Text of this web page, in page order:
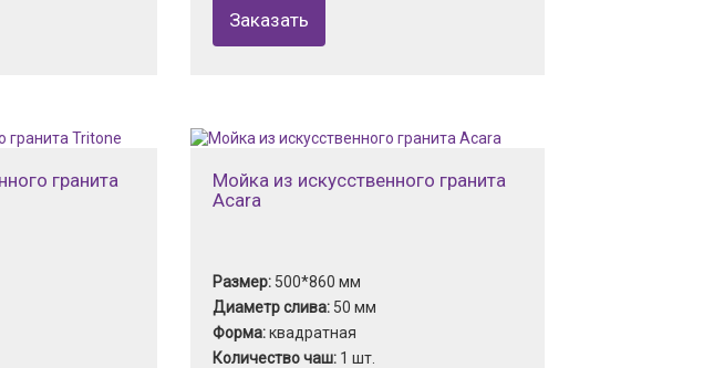
Заказать
гранита
Мойка из искусственного гранита
Acara
Размер: 500*860 мм
Диаметр слива: 50 мм
Форма:квадратная
Количество чаш: 1 шт.